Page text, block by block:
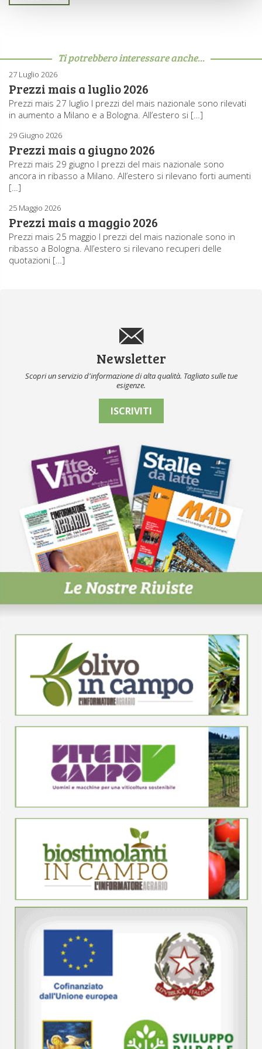
Ti potrebbero interessare anche...
27 Luglio 2026
Prezzi mais a luglio 2026
Prezzi mais 27 luglio I prezzi del mais nazionale sono rilevati
in aumento a Milano e a Bologna. All’estero si […]
29 Giugno 2026
Prezzi mais a giugno 2026
Prezzi mais 29 giugno I prezzi del mais nazionale sono
ancora in ribasso a Milano. All’estero si rilevano forti aumenti
[…]
25 Maggio 2026
Prezzi mais a maggio 2026
Prezzi mais 25 maggio I prezzi del mais nazionale sono in
ribasso a Bologna. All’estero si rilevano recuperi delle
quotazioni […]
Newsletter
Scopri un servizio d'informazione di alta qualità. Tagliato sulle tue
esigenze.
ISCRIVITI